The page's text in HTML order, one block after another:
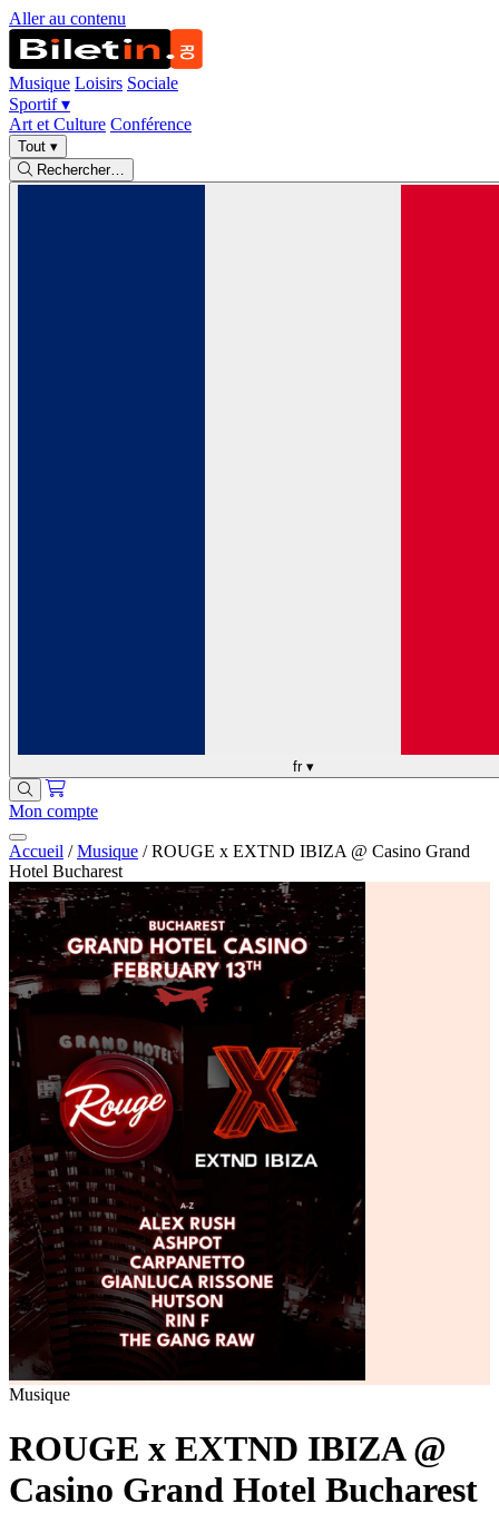
Aller au contenu
Musique Loisirs Sociale
Sportif▾
Art et Culture Conférence
Tout ▾
Rechercher…
fr ▾
Mon compte
Accueil / Musique / ROUGE x EXTND IBIZA @ Casino Grand
Hotel Bucharest
Musique
ROUGE x EXTND IBIZA @
Casino Grand Hotel Bucharest